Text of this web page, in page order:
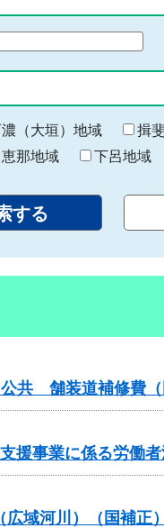
（大垣）地域 揖
恵那地域 下呂地域
共 舗装道補修費
援事業に係る労働
域河川）（国補